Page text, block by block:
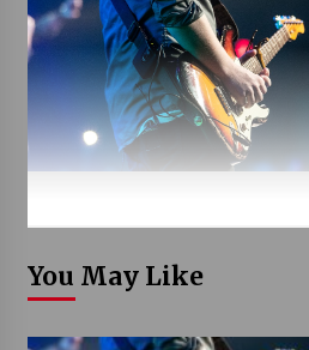
You May Like